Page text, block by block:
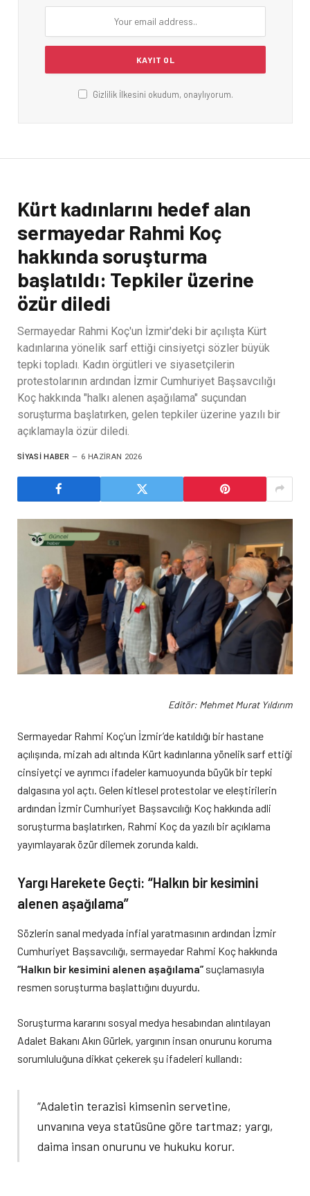
Gizlilik İlkesini okudum, onaylıyorum.
Kürt kadınlarını hedef alan
sermayedar Rahmi Koç
hakkında soruşturma
başlatıldı: Tepkiler üzerine
özür diledi
Sermayedar Rahmi Koç'un İzmir'deki bir açılışta Kürt
kadınlarına yönelik sarf ettiği cinsiyetçi sözler büyük
tepki topladı. Kadın örgütleri ve siyasetçilerin
protestolarının ardından İzmir Cumhuriyet Başsavcılığı
Koç hakkında "halkı alenen aşağılama" suçundan
soruşturma başlatırken, gelen tepkiler üzerine yazılı bir
açıklamayla özür diledi.
SIYASI HABER 6 HAZIRAN 2026
Editör: Mehmet Murat Yıldırım
Sermayedar Rahmi Koç’un İzmir’de katıldığı bir hastane
açılışında, mizah adı altında Kürt kadınlarına yönelik sarf ettiği
cinsiyetçi ve ayrımcı ifadeler kamuoyunda büyük bir tepki
dalgasına yol açtı. Gelen kitlesel protestolar ve eleştirilerin
ardından İzmir Cumhuriyet Başsavcılığı Koç hakkında adli
soruşturma başlatırken, Rahmi Koç da yazılı bir açıklama
yayımlayarak özür dilemek zorunda kaldı.
Yargı Harekete Geçti: “Halkın bir kesimini
alenen aşağılama”
Sözlerin sanal medyada infial yaratmasının ardından İzmir
Cumhuriyet Başsavcılığı, sermayedar Rahmi Koç hakkında
“Halkın bir kesimini alenen aşağılama” suçlamasıyla
resmen soruşturma başlattığını duyurdu.
Soruşturma kararını sosyal medya hesabından alıntılayan
Adalet Bakanı Akın Gürlek, yargının insan onurunu koruma
sorumluluğuna dikkat çekerek şu ifadeleri kullandı:
“Adaletin terazisi kimsenin servetine,
unvanına veya statüsüne göre tartmaz; yargı,
daima insan onurunu ve hukuku korur.